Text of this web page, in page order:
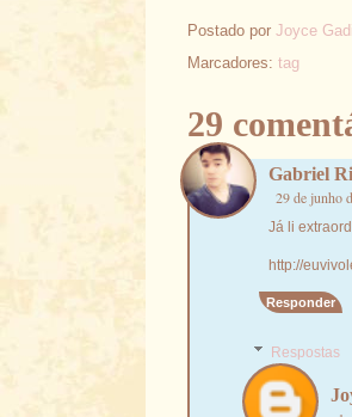
Postado por Joyce
Marcadores: tag
29
Gabriel
29 de junho
Já li
http://
Responder
Respostas